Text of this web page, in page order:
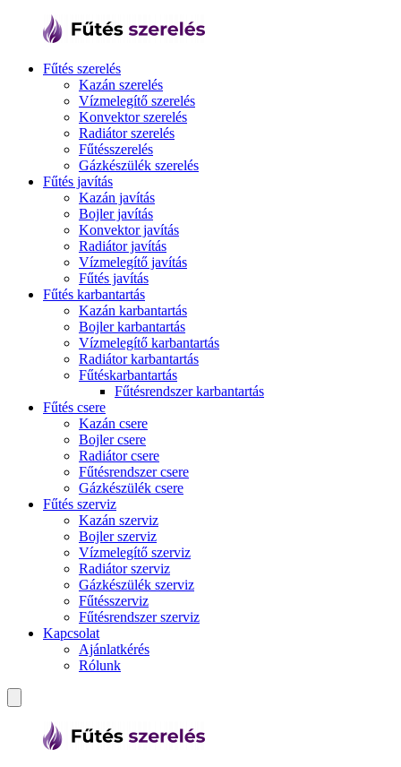
Fűtés szerelés
Kazán szerelés
Vízmelegítő szerelés
Konvektor szerelés
Radiátor szerelés
Fűtésszerelés
Gázkészülék szerelés
Fűtés javítás
Kazán javítás
Bojler javítás
Konvektor javítás
Radiátor javítás
Vízmelegítő javítás
Fűtés javítás
Fűtés karbantartás
Kazán karbantartás
Bojler karbantartás
Vízmelegítő karbantartás
Radiátor karbantartás
Fűtéskarbantartás
Fűtésrendszer karbantartás
Fűtés csere
Kazán csere
Bojler csere
Radiátor csere
Fűtésrendszer csere
Gázkészülék csere
Fűtés szerviz
Kazán szerviz
Bojler szerviz
Vízmelegítő szerviz
Radiátor szerviz
Gázkészülék szerviz
Fűtésszerviz
Fűtésrendszer szerviz
Kapcsolat
Ajánlatkérés
Rólunk